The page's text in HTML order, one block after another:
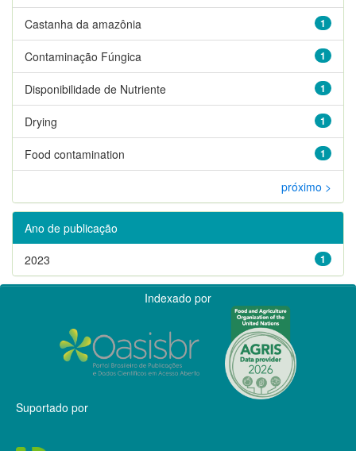
1
Castanha da amazônia
1
Contaminação Fúngica
1
Disponibilidade de Nutriente
1
Drying
1
Food contamination
próximo >
Ano de publicação
1
2023
Indexado por
Suportado por